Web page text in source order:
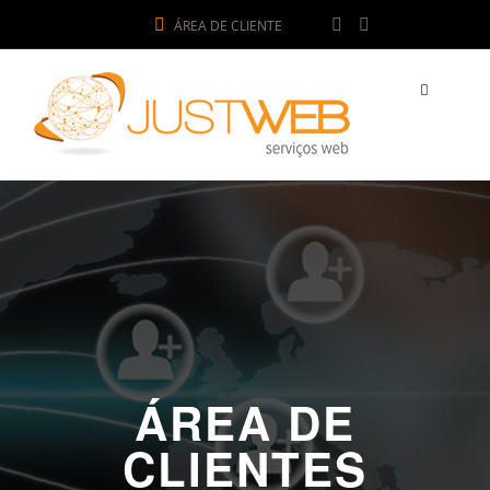
ÁREA DE CLIENTE
ÁREA DE
CLIENTES